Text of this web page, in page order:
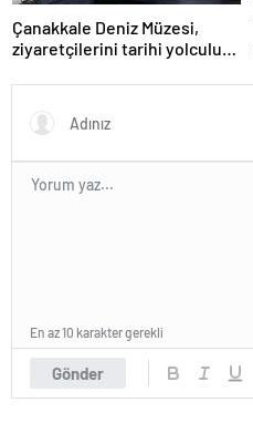
Çanakkale Deniz Müzesi,
ziyaretçilerini tarihi yolculuğa
Gönder
En az 10 karakter gerekli